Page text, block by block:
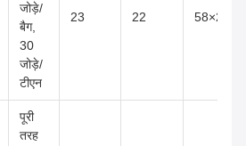
जोड़े/
बैग,
30
जोड़े/
टीएन
23 22
पूरी
तरह